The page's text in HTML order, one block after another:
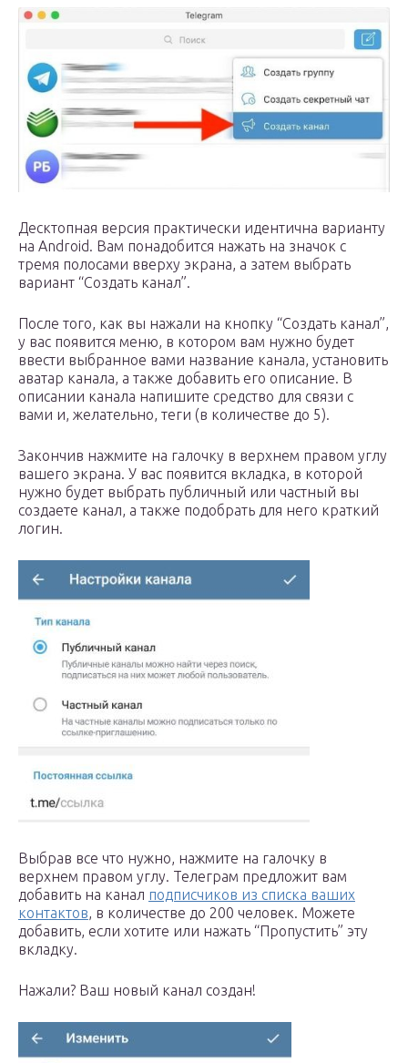
Десктопная версия практически идентична варианту
на Android. Вам понадобится нажать на значок с
тремя полосами вверху экрана, а затем выбрать
вариант “Создать канал”.
После того, как вы нажали на кнопку “Создать канал”,
у вас появится меню, в котором вам нужно будет
ввести выбранное вами название канала, установить
аватар канала, а также добавить его описание. В
описании канала напишите средство для связи с
вами и, желательно, теги (в количестве до 5).
Закончив нажмите на галочку в верхнем правом углу
вашего экрана. У вас появится вкладка, в которой
нужно будет выбрать публичный или частный вы
создаете канал, а также подобрать для него краткий
логин.
Выбрав все что нужно, нажмите на галочку в
верхнем правом углу. Телеграм предложит вам
добавить на канал подписчиков из списка ваших
контактов, в количестве до 200 человек. Можете
добавить, если хотите или нажать “Пропустить” эту
вкладку.
Нажали? Ваш новый канал создан!